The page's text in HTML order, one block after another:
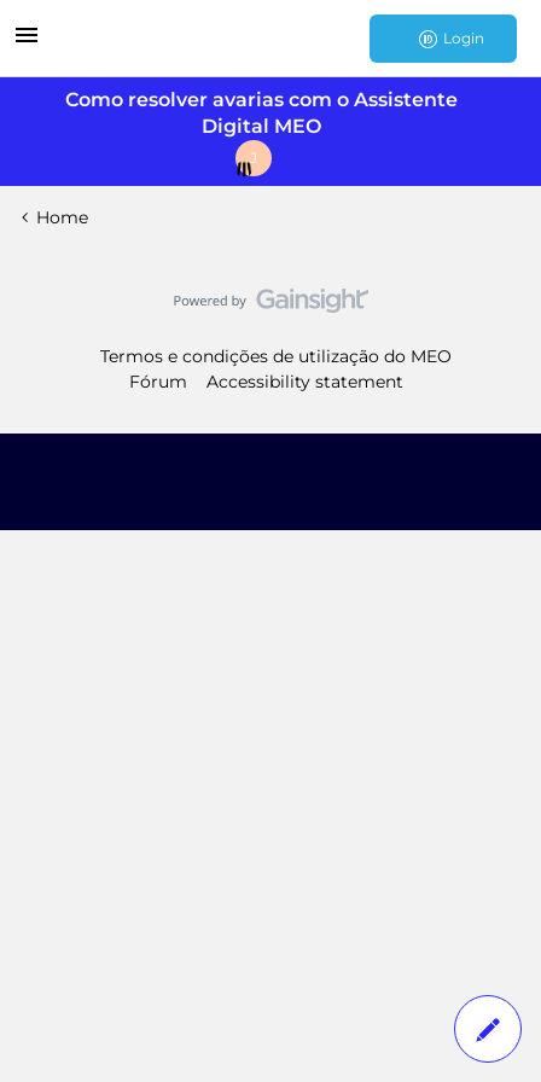
Login
Como resolver avarias com o Assistente
Digital MEO
J
Home
Termos e condições de utilização do MEO
Fórum
Accessibility statement